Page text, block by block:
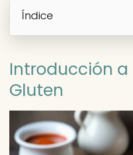
Índice
Introducción a
Gluten